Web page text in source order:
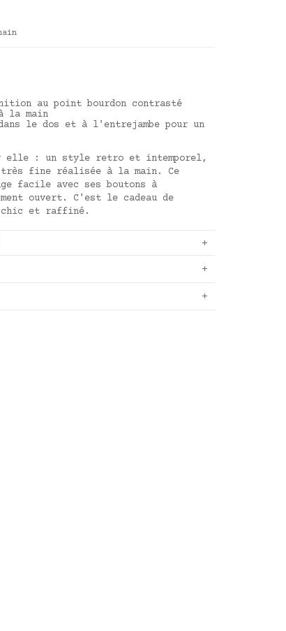
au point bourdon contrasté
la main
dans le dos et à l'entrejambe pour un
elle : un style retro et intemporel,
fine réalisée à la main. Ce
facile avec ses boutons à
ouvert. C'est le cadeau de
chic et raffiné.